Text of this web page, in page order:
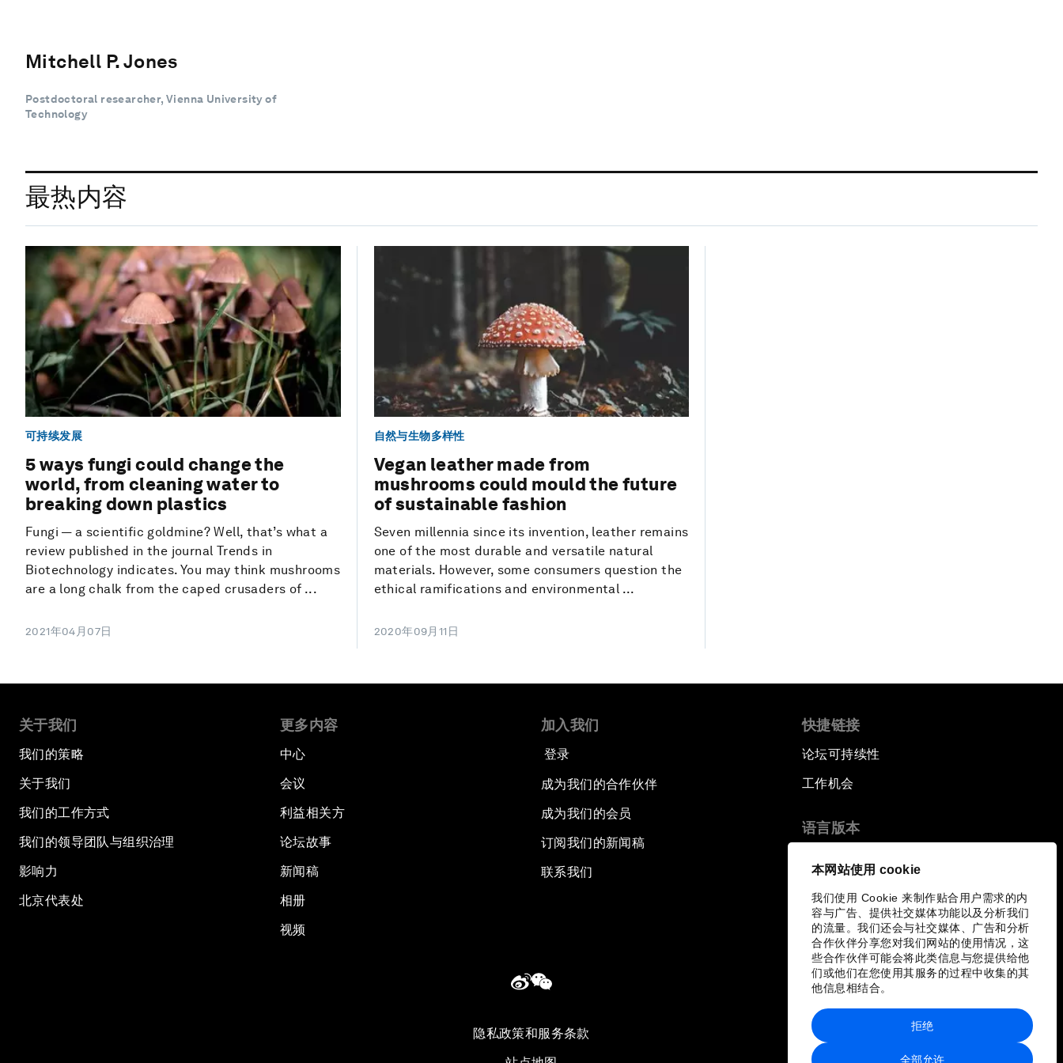
本网站使用 cookie
我们使用 Cookie 来制作贴合用户需求的内
容与广告、提供社交媒体功能以及分析我们
的流量。我们还会与社交媒体、广告和分析
合作伙伴分享您对我们网站的使用情况，这
些合作伙伴可能会将此类信息与您提供给他
们或他们在您使用其服务的过程中收集的其
他信息相结合。
全部允许
拒绝
Mitchell P. Jones
Postdoctoral researcher, Vienna University of
Technology
最热内容
可持续发展
5 ways fungi could change the
world, from cleaning water to
breaking down plastics
Fungi — a scientific goldmine? Well, that’s what a
review published in the journal Trends in
Biotechnology indicates. You may think mushrooms
are a long chalk from the caped crusaders of ...
2021年04月07日
自然与生物多样性
Vegan leather made from
mushrooms could mould the future
of sustainable fashion
Seven millennia since its invention, leather remains
one of the most durable and versatile natural
materials. However, some consumers question the
ethical ramifications and environmental ...
2020年09月11日
关于我们
我们的策略
关于我们
我们的工作方式
我们的领导团队与组织治理
影响力
北京代表处
更多内容
中心
会议
利益相关方
论坛故事
新闻稿
相册
视频
加入我们
登录
成为我们的合作伙伴
成为我们的会员
订阅我们的新闻稿
联系我们
快捷链接
论坛可持续性
工作机会
语言版本
隐私政策和服务条款